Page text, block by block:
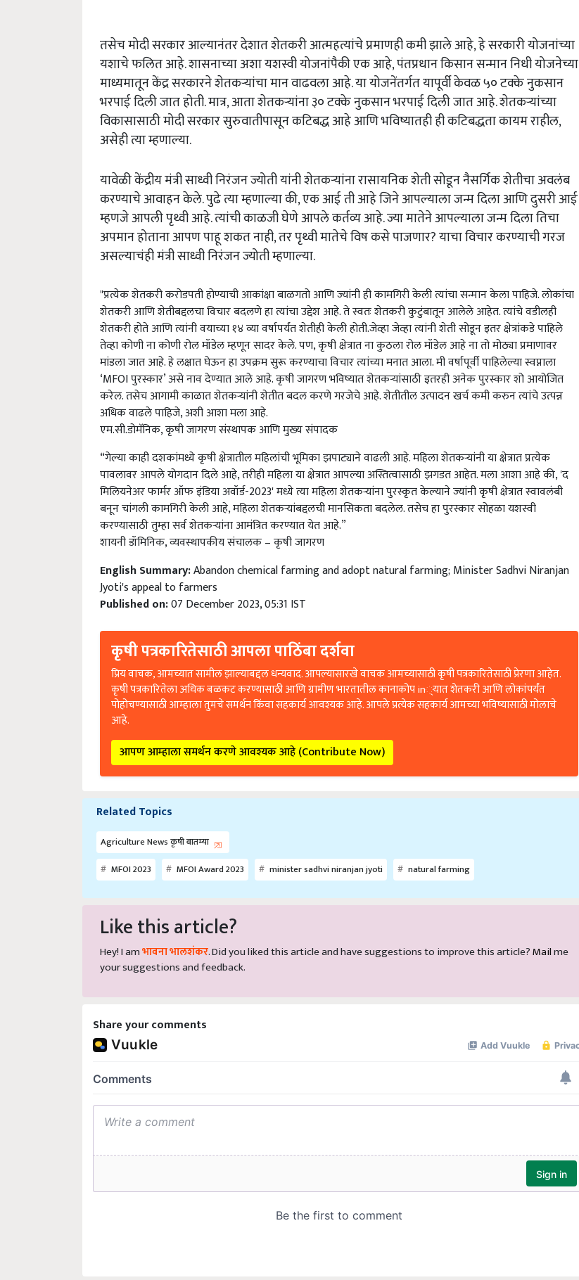
तसेच मोदी सरकार आल्यानंतर देशात शेतकरी आत्महत्यांचे प्रमाणही कमी झाले आहे, हे सरकारी योजनांच्या
यशाचे फलित आहे. शासनाच्या अशा यशस्वी योजनांपैकी एक आहे, पंतप्रधान किसान सन्मान निधी योजनेच्या
माध्यमातून केंद्र सरकारने शेतकऱ्यांचा मान वाढवला आहे. या योजनेंतर्गत यापूर्वी केवळ ५० टक्के नुकसान
भरपाई दिली जात होती. मात्र, आता शेतकऱ्यांना ३० टक्के नुकसान भरपाई दिली जात आहे. शेतकऱ्यांच्या
विकासासाठी मोदी सरकार सुरुवातीपासून कटिबद्ध आहे आणि भविष्यातही ही कटिबद्धता कायम राहील,
असेही त्या म्हणाल्या.
यावेळी केंद्रीय मंत्री साध्वी निरंजन ज्योती यांनी शेतकऱ्यांना रासायनिक शेती सोडून नैसर्गिक शेतीचा अवलंब
करण्याचे आवाहन केले. पुढे त्या म्हणाल्या की, एक आई ती आहे जिने आपल्याला जन्म दिला आणि दुसरी आई
म्हणजे आपली पृथ्वी आहे. त्यांची काळजी घेणे आपले कर्तव्य आहे. ज्या मातेने आपल्याला जन्म दिला तिचा
अपमान होताना आपण पाहू शकत नाही, तर पृथ्वी मातेचे विष कसे पाजणार? याचा विचार करण्याची गरज
असल्याचंही मंत्री साध्वी निरंजन ज्योती म्हणाल्या.
"प्रत्येक शेतकरी करोडपती होण्याची आकांक्षा बाळगतो आणि ज्यांनी ही कामगिरी केली त्यांचा सन्मान केला पाहिजे. लोकांचा
शेतकरी आणि शेतीबद्दलचा विचार बदलणे हा त्यांचा उद्देश आहे. ते स्वतः शेतकरी कुटुंबातून आलेले आहेत. त्यांचे वडीलही
शेतकरी होते आणि त्यांनी वयाच्या १४ व्या वर्षापर्यंत शेतीही केली होती.जेव्हा जेव्हा त्यांनी शेती सोडून इतर क्षेत्रांकडे पाहिले
तेव्हा कोणी ना कोणी रोल मॉडेल म्हणून सादर केले. पण, कृषी क्षेत्रात ना कुठला रोल मॉडेल आहे ना तो मोठ्या प्रमाणावर
मांडला जात आहे. हे लक्षात घेऊन हा उपक्रम सुरू करण्याचा विचार त्यांच्या मनात आला. मी वर्षापूर्वी पाहिलेल्या स्वप्नाला
‘MFOI पुरस्कार’ असे नाव देण्यात आले आहे. कृषी जागरण भविष्यात शेतकऱ्यांसाठी इतरही अनेक पुरस्कार शो आयोजित
करेल. तसेच आगामी काळात शेतकऱ्यांनी शेतीत बदल करणे गरजेचे आहे. शेतीतील उत्पादन खर्च कमी करुन त्यांचे उत्पन्न
अधिक वाढले पाहिजे, अशी आशा मला आहे.
एम.सी.डोमॅनिक, कृषी जागरण संस्थापक आणि मुख्य संपादक
“गेल्या काही दशकांमध्ये कृषी क्षेत्रातील महिलांची भूमिका झपाट्याने वाढली आहे. महिला शेतकऱ्यांनी या क्षेत्रात प्रत्येक
पावलावर आपले योगदान दिले आहे, तरीही महिला या क्षेत्रात आपल्या अस्तित्वासाठी झगडत आहेत. मला आशा आहे की, 'द
मिलियनेअर फार्मर ऑफ इंडिया अवॉर्ड-2023' मध्ये त्या महिला शेतकऱ्यांना पुरस्कृत केल्याने ज्यांनी कृषी क्षेत्रात स्वावलंबी
बनून चांगली कामगिरी केली आहे, महिला शेतकऱ्यांबद्दलची मानसिकता बदलेल. तसेच हा पुरस्कार सोहळा यशस्वी
करण्यासाठी तुम्हा सर्व शेतकऱ्यांना आमंत्रित करण्यात येत आहे.”
शायनी डॉमिनिक, व्यवस्थापकीय संचालक – कृषी जागरण
English Summary:Abandon chemical farming and adopt natural farming; Minister Sadhvi Niranjan
Jyoti's appeal to farmers
Published on:07 December 2023, 05:31 IST
कृषी पत्रकारितेसाठी आपला पाठिंबा दर्शवा
प्रिय वाचक, आमच्यात सामील झाल्याबद्दल धन्यवाद. आपल्यासारखे वाचक आमच्यासाठी कृषी पत्रकारितेसाठी प्रेरणा आहेत.
कृषी पत्रकारितेला अधिक बळकट करण्यासाठी आणि ग्रामीण भारतातील कानाकोप in्यात शेतकरी आणि लोकांपर्यंत
पोहोचण्यासाठी आम्हाला तुमचे समर्थन किंवा सहकार्य आवश्यक आहे. आपले प्रत्येक सहकार्य आमच्या भविष्यासाठी मोलाचे
आहे.
आपण आम्हाला समर्थन करणे आवश्यक आहे (Contribute Now)
Related Topics
Agriculture News कृषी बातम्या
MFOI 2023
MFOI Award 2023 minister sadhvi niranjan jyoti natural farming
Like this article?
Hey! I amभावना भालशंकर. Did you liked this article and have suggestions to improve this article?Mailme
your suggestions and feedback.
Share your comments